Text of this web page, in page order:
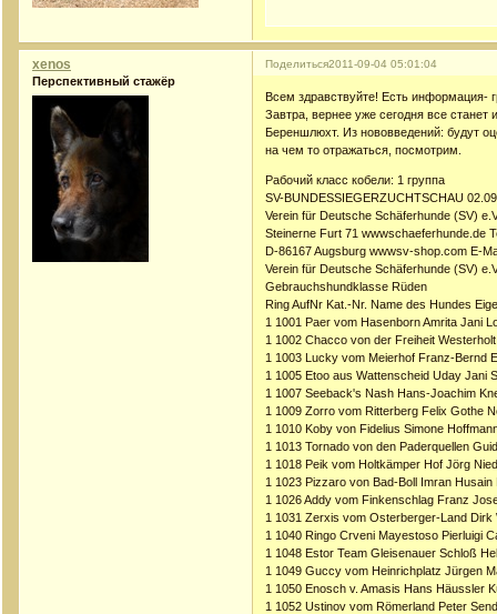
Поделиться2011-09-04 05:01:04
xenos
Перспективный стажёр
Всем здравствуйте! Есть информация-
Завтра, вернее уже сегодня все
Береншлюхт. Из нововведений: будут
на чем то отражаться, посмотрим.
Рабочий класс кобели: 1 группа
SV-BUNDESSIEGERZUCHTSCHAU
Verein für Deutsche Schäferhunde (SV)
Steinerne Furt 71 wwwschaeferhunde.de
D-86167 Augsburg wwwsv-shop.com E-
Verein für Deutsche Schäferhunde (SV)
Gebrauchshundklasse Rüden
Ring AufNr Kat.-Nr. Name des Hundes
1 1001 Paer vom Hasenborn Amrita Jani
1 1002 Chacco von der Freiheit
1 1003 Lucky vom Meierhof Franz-Bernd
1 1005 Etoo aus Wattenscheid Uday Jani
1 1007 Seeback's Nash Hans-Joachim
1 1009 Zorro vom Ritterberg Felix Gothe
1 1010 Koby von Fidelius Simone
1 1013 Tornado von den Paderquellen
1 1018 Peik vom Holtkämper Hof Jörg
1 1023 Pizzaro von Bad-Boll Imran Husain
1 1026 Addy vom Finkenschlag Franz
1 1031 Zerxis vom Osterberger-Land Dirk
1 1040 Ringo Crveni Mayestoso Pierluigi
1 1048 Estor Team Gleisenauer Schloß
1 1049 Guccy vom Heinrichplatz Jürgen
1 1050 Enosch v. Amasis Hans Häussler
1 1052 Ustinov vom Römerland Peter